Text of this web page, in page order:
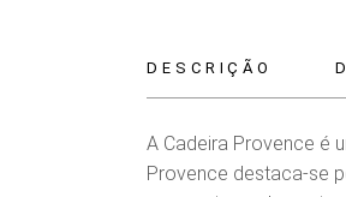
DESCRIÇÃO
A Cadeira Provence é
Provence destaca-se